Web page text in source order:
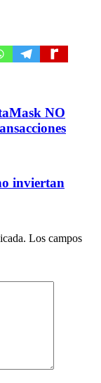
NO
inviertan
Los campos